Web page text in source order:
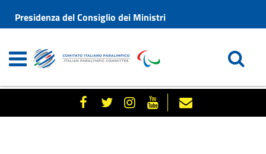
Presidenza del Consiglio dei Ministri